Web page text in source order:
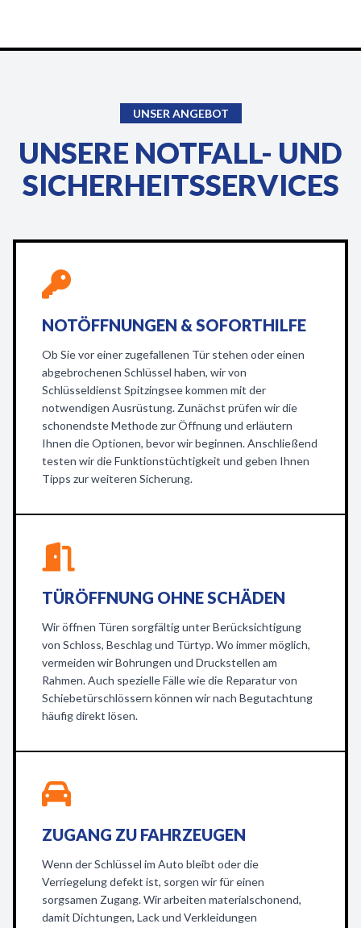
UNSER ANGEBOT
UNSERE NOTFALL- UND
SICHERHEITSSERVICES
NOTÖFFNUNGEN & SOFORTHILFE
Ob Sie vor einer zugefallenen Tür stehen oder einen
abgebrochenen Schlüssel haben, wir von
Schlüsseldienst Spitzingsee kommen mit der
notwendigen Ausrüstung. Zunächst prüfen wir die
schonendste Methode zur Öffnung und erläutern
Ihnen die Optionen, bevor wir beginnen. Anschließend
testen wir die Funktionstüchtigkeit und geben Ihnen
Tipps zur weiteren Sicherung.
TÜRÖFFNUNG OHNE SCHÄDEN
Wir öffnen Türen sorgfältig unter Berücksichtigung
von Schloss, Beschlag und Türtyp. Wo immer möglich,
vermeiden wir Bohrungen und Druckstellen am
Rahmen. Auch spezielle Fälle wie die Reparatur von
Schiebetürschlössern können wir nach Begutachtung
häufig direkt lösen.
ZUGANG ZU FAHRZEUGEN
Wenn der Schlüssel im Auto bleibt oder die
Verriegelung defekt ist, sorgen wir für einen
sorgsamen Zugang. Wir arbeiten materialschonend,
damit Dichtungen, Lack und Verkleidungen